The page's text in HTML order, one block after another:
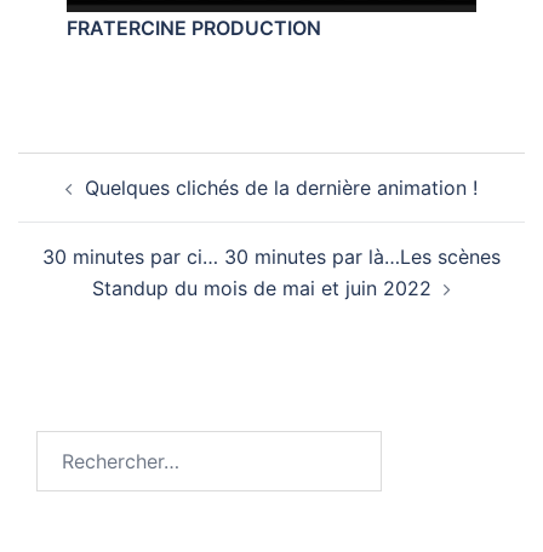
FRATERCINE PRODUCTION
d’articleQuelques clichés de la dernière animation !
30 minutes par ci… 30 minutes par là…Les scènes
Standup du mois de mai et juin 2022